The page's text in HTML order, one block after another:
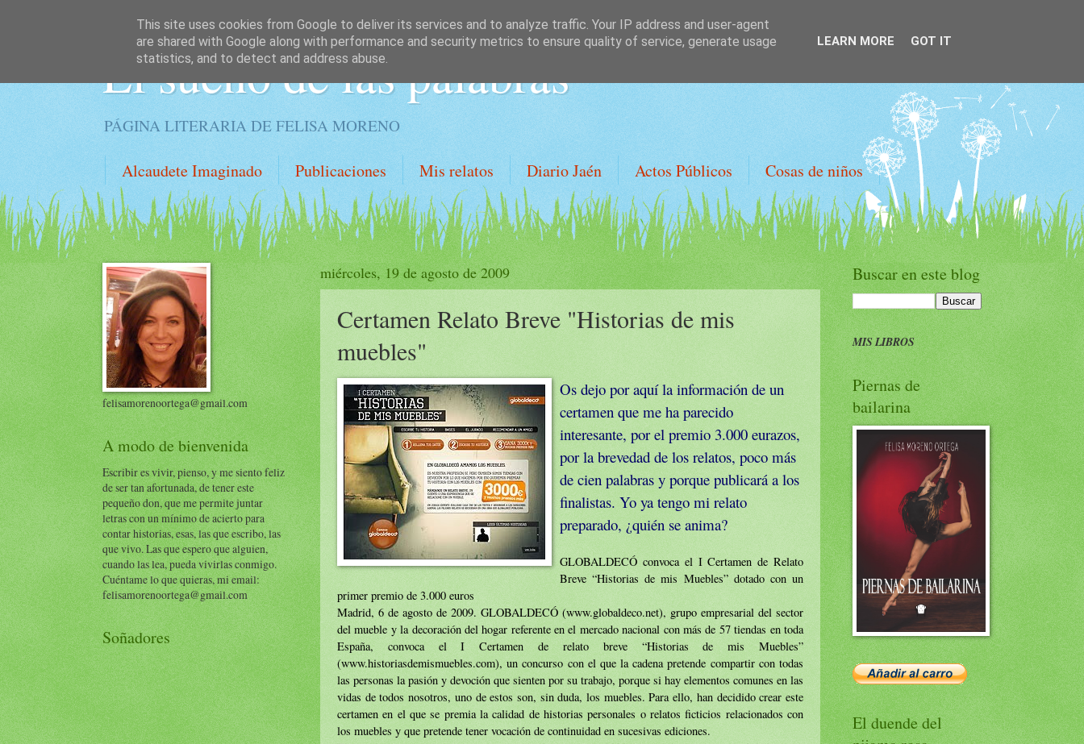
El sueño de las palabras
PÁGINA LITERARIA DE FELISA MORENO
Alcaudete Imaginado Publicaciones Mis relatos Diario Jaén Actos Públicos Cosas de niños
miércoles, 19 de agosto de 2009
Certamen Relato Breve "Historias de mis
muebles"
Os dejo por aquí la información de un
certamen que me ha parecido
interesante, por el premio 3.000 eurazos,
por la brevedad de los relatos, poco más
de cien palabras y porque publicará a los
finalistas. Yo ya tengo mi relato
preparado, ¿quién se anima?
GLOBALDECÓ convoca el I Certamen de Relato
Breve “Historias de mis Muebles” dotado con un
primer premio de 3.000 euros
Madrid, 6 de agosto de 2009. GLOBALDECÓ (www.globaldeco.net), grupo empresarial del sector
del mueble y la decoración del hogar referente en el mercado nacional con más de 57 tiendas en toda
España, convoca el I Certamen de relato breve “Historias de mis Muebles”
(www.historiasdemismuebles.com), un concurso con el que la cadena pretende compartir con todas
las personas la pasión y devoción que sienten por su trabajo, porque si hay elementos comunes en las
vidas de todos nosotros, uno de estos son, sin duda, los muebles. Para ello, han decidido crear este
certamen en el que se premia la calidad de historias personales o relatos ficticios relacionados con
los muebles y que pretende tener vocación de continuidad en sucesivas ediciones.
felisamorenoortega@gmail.com
A modo de bienvenida
Escribir es vivir, pienso, y me siento feliz
de ser tan afortunada, de tener este
pequeño don, que me permite juntar
letras con un mínimo de acierto para
contar historias, esas, las que escribo, las
que vivo. Las que espero que alguien,
cuando las lea, pueda vivirlas conmigo.
Cuéntame lo que quieras, mi email:
felisamorenoortega@gmail.com
Soñadores
Buscar en este blog
MIS LIBROS
Piernas de
bailarina
El duende del
This site uses cookies from Google to deliver its services and to analyze traffic. Your IP address and user-agent
are shared with Google along with performance and security metrics to ensure quality of service, generate usage
statistics, and to detect and address abuse.
LEARN MORE GOT IT